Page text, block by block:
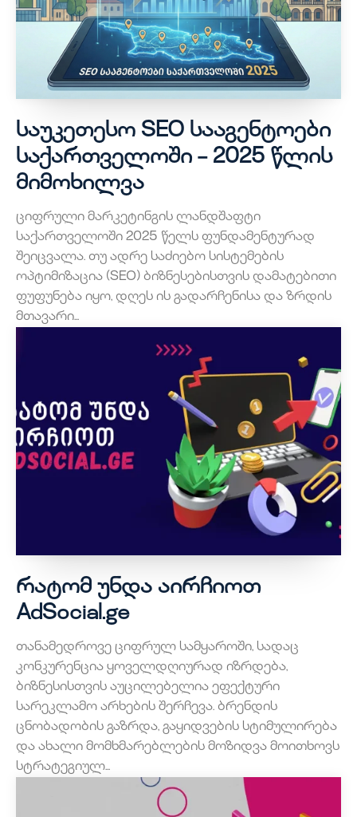
საუკეთესო SEO სააგენტოები
საქართველოში – 2025 წლის
მიმოხილვა
ციფრული მარკეტინგის ლანდშაფტი
საქართველოში 2025 წელს ფუნდამენტურად
შეიცვალა. თუ ადრე საძიებო სისტემების
ოპტიმიზაცია (SEO) ბიზნესებისთვის დამატებითი
ფუფუნება იყო, დღეს ის გადარჩენისა და ზრდის
მთავარი...
რატომ უნდა აირჩიოთ
AdSocial.ge
თანამედროვე ციფრულ სამყაროში, სადაც
კონკურენცია ყოველდღიურად იზრდება,
ბიზნესისთვის აუცილებელია ეფექტური
სარეკლამო არხების შერჩევა. ბრენდის
ცნობადობის გაზრდა, გაყიდვების სტიმულირება
და ახალი მომხმარებლების მოზიდვა მოითხოვს
სტრატეგიულ...